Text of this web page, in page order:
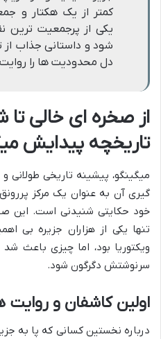
کمتر از یک هکتار و
یکی از پرجمعیت ترین
شود و داستانی جذاب از
دل محدودیت ها را
از صخره ای خالی
تاریخچه پیدایش
میگینگو، پیشینه تاریخی طولانی
گیری آن به عنوان یک مرکز
خود حکایتی شنیدنی است. این
تنها یکی از هزاران جزیره بی
ویکتوریا بود، اما چیزی باعث
سرنوشتش دگرگون شود.
اولین کاشفان و
درباره نخستین کسانی که پا به